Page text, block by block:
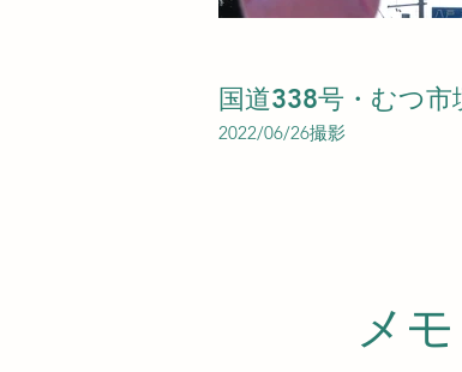
国道338号・むつ市
2022/06/26撮影
​メモ